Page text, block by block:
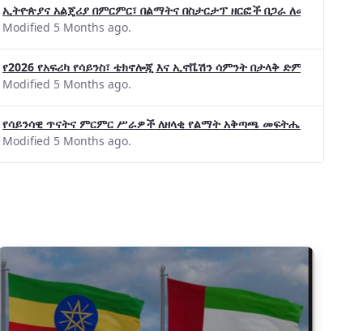
ኢትዮጵያና አልጄሪያ በምርምር፣ በልማትና በስታርታፕ ዘርፎች በጋራ ለመስራት መከሩ፡፡
Modified 5 Months ago.
የ2026 የአፍሪካ የሳይንስ፣ ቴክኖሎጂ እና ኢኖቬሽን ሳምንት በታላቅ ድምቀት
Modified 5 Months ago.
የሳይንሳዊ ጥናትና ምርምር ሥራዎች ለዘላቂ የልማት አቅጣጫ መፍትሔ ጠቋሚ
Modified 5 Months ago.